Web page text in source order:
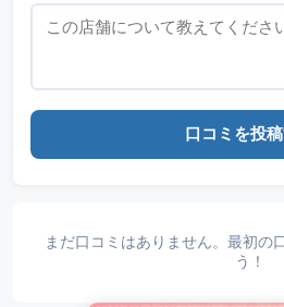
口コミを投
まだ口コミはありません。最初の
う！